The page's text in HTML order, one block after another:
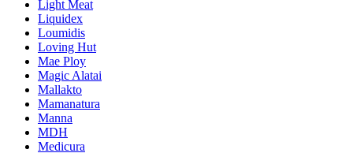
Light Meat
Liquidex
Loumidis
Loving Hut
Mae Ploy
Magic Alatai
Mallakto
Mamanatura
Manna
MDH
Medicura